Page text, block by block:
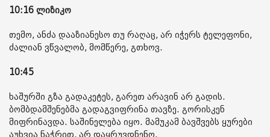
10:16 ლიზიკო
თემო, ანძა დააზიანესო თუ რაღაც, არ იჭერს ტელეფონი,
ძალიან ვწვალობ, მომწერე, გთხოვ.
10:45
ხაშურში გზა გადაკეტეს, გარეთ არავინ არ გადის.
ბომბდამშენებმა გადაგვიფრინა თავზე. გორისკენ
მიფრინავდა. საშინელება იყო. მამუკამ ბავშვებს ყურები